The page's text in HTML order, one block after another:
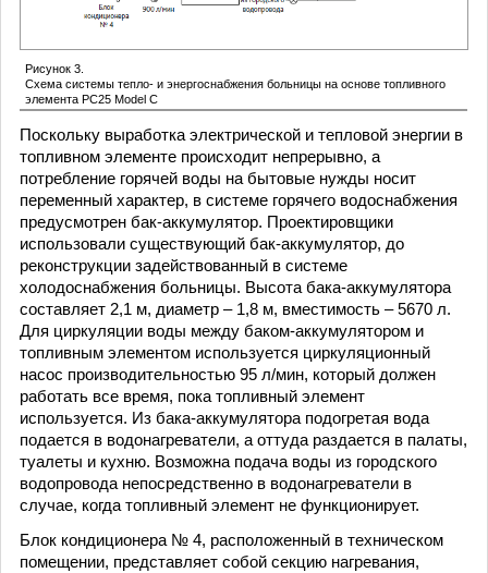
Рисунок 3.
Схема системы тепло- и энергоснабжения больницы на основе топливного
элемента PC25 Model C
Поскольку выработка электрической и тепловой энергии в
топливном элементе происходит непрерывно, а
потребление горячей воды на бытовые нужды носит
переменный характер, в системе горячего водоснабжения
предусмотрен бак-аккумулятор. Проектировщики
использовали существующий бак-аккумулятор, до
реконструкции задействованный в системе
холодоснабжения больницы. Высота бака-аккумулятора
составляет 2,1 м, диаметр – 1,8 м, вместимость – 5670 л.
Для циркуляции воды между баком-аккумулятором и
топливным элементом используется циркуляционный
насос производительностью 95 л/мин, который должен
работать все время, пока топливный элемент
используется. Из бака-аккумулятора подогретая вода
подается в водонагреватели, а оттуда раздается в палаты,
туалеты и кухню. Возможна подача воды из городского
водопровода непосредственно в водонагреватели в
случае, когда топливный элемент не функционирует.
Блок кондиционера № 4, расположенный в техническом
помещении, представляет собой секцию нагревания,